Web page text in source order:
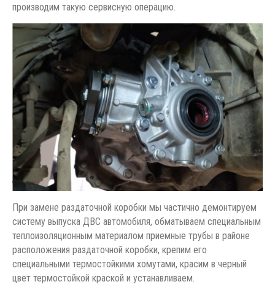
производим такую сервисную операцию.
При замене раздаточной коробки мы частично демонтируем
систему выпуска ДВС автомобиля, обматываем специальным
теплоизоляционным материалом приемные трубы в районе
расположения раздаточной коробки, крепим его
специальными термостойкими хомутами, красим в черный
цвет термостойкой краской и устанавливаем.